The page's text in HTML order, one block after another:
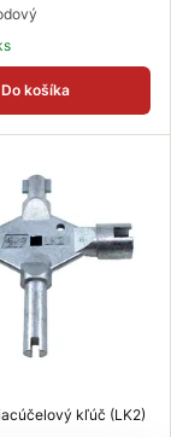
Do košíka
kľúč (LK2)